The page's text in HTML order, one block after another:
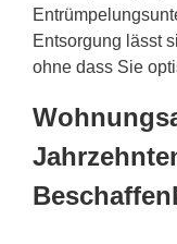
Entsorgung lässt
ohne dass Sie